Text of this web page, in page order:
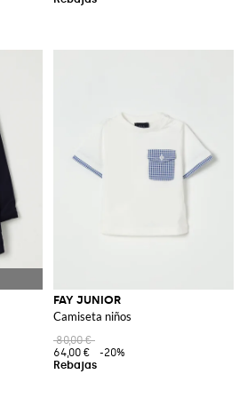
FAY JUNIOR
Camiseta niños
80,00 €
64,00 €
-20%